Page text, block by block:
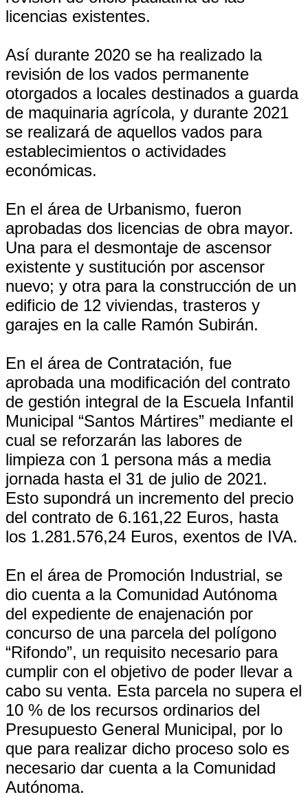
licencias existentes.
Así durante 2020 se ha realizado la
revisión de los vados permanente
otorgados a locales destinados a guarda
de maquinaria agrícola, y durante 2021
se realizará de aquellos vados para
establecimientos o actividades
económicas.
En el área de Urbanismo, fueron
aprobadas dos licencias de obra mayor.
Una para el desmontaje de ascensor
existente y sustitución por ascensor
nuevo; y otra para la construcción de un
edificio de 12 viviendas, trasteros y
garajes en la calle Ramón Subirán.
En el área de Contratación, fue
aprobada una modificación del contrato
de gestión integral de la Escuela Infantil
Municipal “Santos Mártires” mediante el
cual se reforzarán las labores de
limpieza con 1 persona más a media
jornada hasta el 31 de julio de 2021.
Esto supondrá un incremento del precio
del contrato de 6.161,22 Euros, hasta
los 1.281.576,24 Euros, exentos de IVA.
En el área de Promoción Industrial, se
dio cuenta a la Comunidad Autónoma
del expediente de enajenación por
concurso de una parcela del polígono
“Rifondo”, un requisito necesario para
cumplir con el objetivo de poder llevar a
cabo su venta. Esta parcela no supera el
10 % de los recursos ordinarios del
Presupuesto General Municipal, por lo
que para realizar dicho proceso solo es
necesario dar cuenta a la Comunidad
Autónoma.